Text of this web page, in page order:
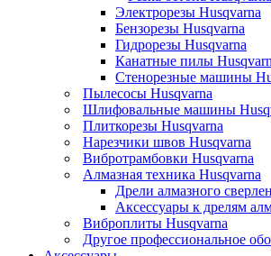
Электрорезы Husqvarna
Бензорезы Husqvarna
Гидрорезы Husqvarna
Канатные пилы
Стенорезные машины
Пылесосы Husqvarna
Шлифовальные машины
Плиткорезы Husqvarna
Нарезчики швов Husqvarna
Вибротрамбовки Husqvarna
Алмазная техника Husqvarna
Дрели алмазного
Аксессуары к дрелям
Виброплиты Husqvarna
Другое профессиональное